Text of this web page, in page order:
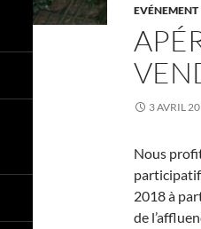
EVÉNEMENT
3 AVRIL
Nous
participatif
2018 à
de